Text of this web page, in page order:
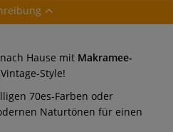
Hause mit Makramee-
Style!
70es-Farben oder
Naturtönen für einen